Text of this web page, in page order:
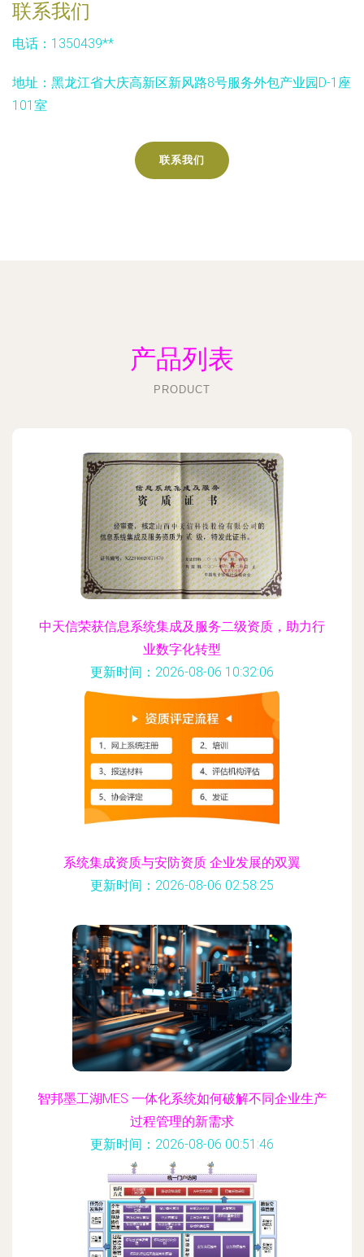
联系我们
电话：1350439**
地址：黑龙江省大庆高新区新风路8号服务外包产业园D-1座
101室
联系我们
产品列表
PRODUCT
中天信荣获信息系统集成及服务二级资质，助力行
业数字化转型
更新时间：2026-08-06 10:32:06
系统集成资质与安防资质 企业发展的双翼
更新时间：2026-08-06 02:58:25
智邦墨工湖MES 一体化系统如何破解不同企业生产
过程管理的新需求
更新时间：2026-08-06 00:51:46